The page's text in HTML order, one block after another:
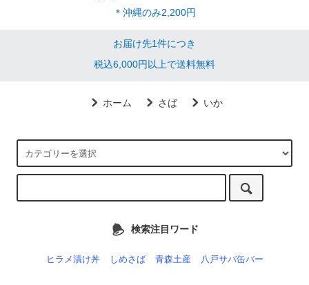
＊沖縄のみ2,200円
お届け先1件につき
税込6,000円以上で送料無料
ホーム さば いか
検索注目ワード
ヒラメ漬け丼 しめさば 青森土産 八戸サバ缶バー